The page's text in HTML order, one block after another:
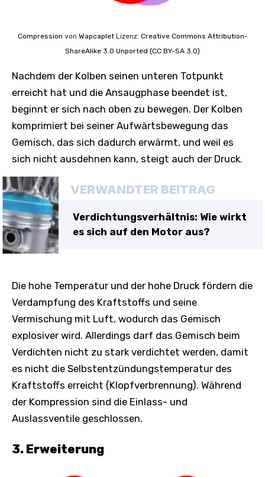
Compression von Wapcaplet Lizenz: Creative Commons Attribution-
ShareAlike 3.0 Unported (CC BY-SA 3.0)
Nachdem der Kolben seinen unteren Totpunkt
erreicht hat und die Ansaugphase beendet ist,
beginnt er sich nach oben zu bewegen. Der Kolben
komprimiert bei seiner Aufwärtsbewegung das
Gemisch, das sich dadurch erwärmt, und weil es
sich nicht ausdehnen kann, steigt auch der Druck.
VERWANDTER BEITRAG
Verdichtungsverhältnis: Wie wirkt
es sich auf den Motor aus?
Die hohe Temperatur und der hohe Druck fördern die
Verdampfung des Kraftstoffs und seine
Vermischung mit Luft, wodurch das Gemisch
explosiver wird. Allerdings darf das Gemisch beim
Verdichten nicht zu stark verdichtet werden, damit
es nicht die Selbstentzündungstemperatur des
Kraftstoffs erreicht (Klopfverbrennung). Während
der Kompression sind die Einlass- und
Auslassventile geschlossen.
3. Erweiterung